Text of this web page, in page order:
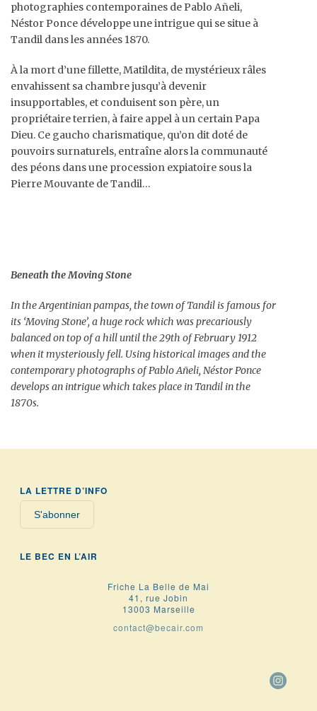
photographies contemporaines de Pablo Añeli,
Néstor Ponce développe une intrigue qui se situe à
Tandil dans les années 1870.
À la mort d’une fillette, Matildita, de mystérieux râles
envahissent sa chambre jusqu’à devenir
insupportables, et conduisent son père, un
propriétaire terrien, à faire appel à un certain Papa
Dieu. Ce gaucho charismatique, qu’on dit doté de
pouvoirs surnaturels, entraîne alors la communauté
des péons dans une procession expiatoire sous la
Pierre Mouvante de Tandil…
Beneath the Moving Stone
In the Argentinian pampas, the town of Tandil is famous for
its ‘Moving Stone’, a huge rock which was precariously
balanced on top of a hill until the 29th of February 1912
when it mysteriously fell. Using historical images and the
contemporary photographs of Pablo Añeli, Néstor Ponce
develops an intrigue which takes place in Tandil in the
1870s.
LA LETTRE D’INFO
S'abonner
LE BEC EN L’AIR
Friche La Belle de Mai
41, rue Jobin
13003 Marseille
contact@becair.com